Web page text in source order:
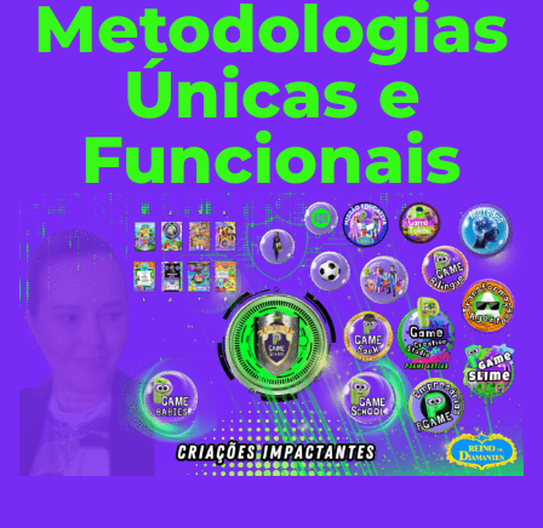
Metodologias
Únicas e
Funcionais